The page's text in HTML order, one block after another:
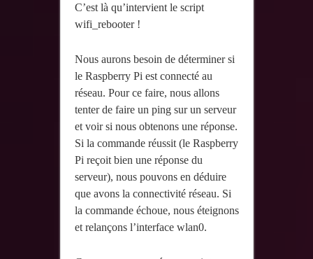
C’est là qu’intervient le script
wifi_rebooter !
Nous aurons besoin de déterminer si
le Raspberry Pi est connecté au
réseau. Pour ce faire, nous allons
tenter de faire un ping sur un serveur
et voir si nous obtenons une réponse.
Si la commande réussit (le Raspberry
Pi reçoit bien une réponse du
serveur), nous pouvons en déduire
que avons la connectivité réseau. Si
la commande échoue, nous éteignons
et relançons l’interface wlan0.